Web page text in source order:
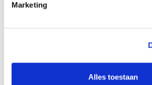
Marketing
Alles toestaan
gereedschapsbord.
€ 1,75
Op voorraad Op